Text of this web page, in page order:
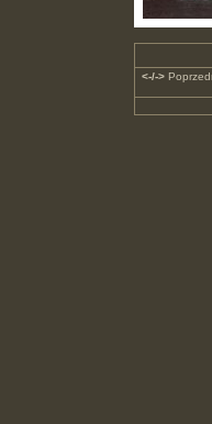
<-/->